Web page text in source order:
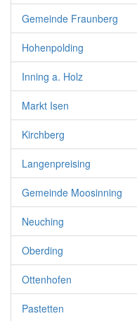
Gemeinde Fraunberg
Hohenpolding
Inning a. Holz
Markt Isen
Kirchberg
Langenpreising
Gemeinde Moosinning
Neuching
Oberding
Ottenhofen
Pastetten